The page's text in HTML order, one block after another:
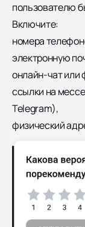
пользователю
Включите:
номера
электронную
онлайн-чат или
ссылки на
Telegram),
физический